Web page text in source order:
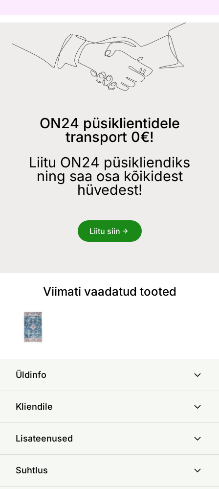
ON24 püsiklientidele
transport 0€!
Liitu ON24 püsikliendiks
ning saa osa kõikidest
hüvedest!
Liitu siin
Viimati vaadatud tooted
Üldinfo
Kliendile
Lisateenused
Suhtlus